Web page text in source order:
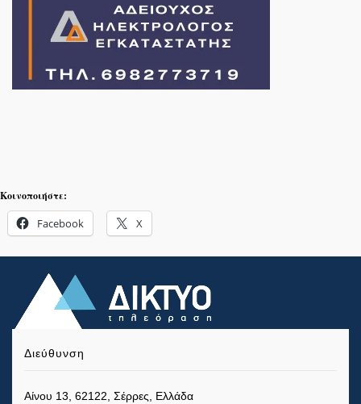
Κοινοποιήστε:
Facebook X
Διεύθυνση
Αίνου 13, 62122, Σέρρες, Ελλάδα